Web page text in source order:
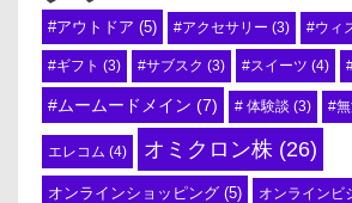
#アウトドア (5) #アクセサリー (3) #ウィ
#ギフト (3) #サブスク (3) #スイーツ (4)
#ムームードメイン (7) # 体験談 (3) #
エレコム (4) オミクロン株 (26)
オンラインショッピング (5) オンラインビ